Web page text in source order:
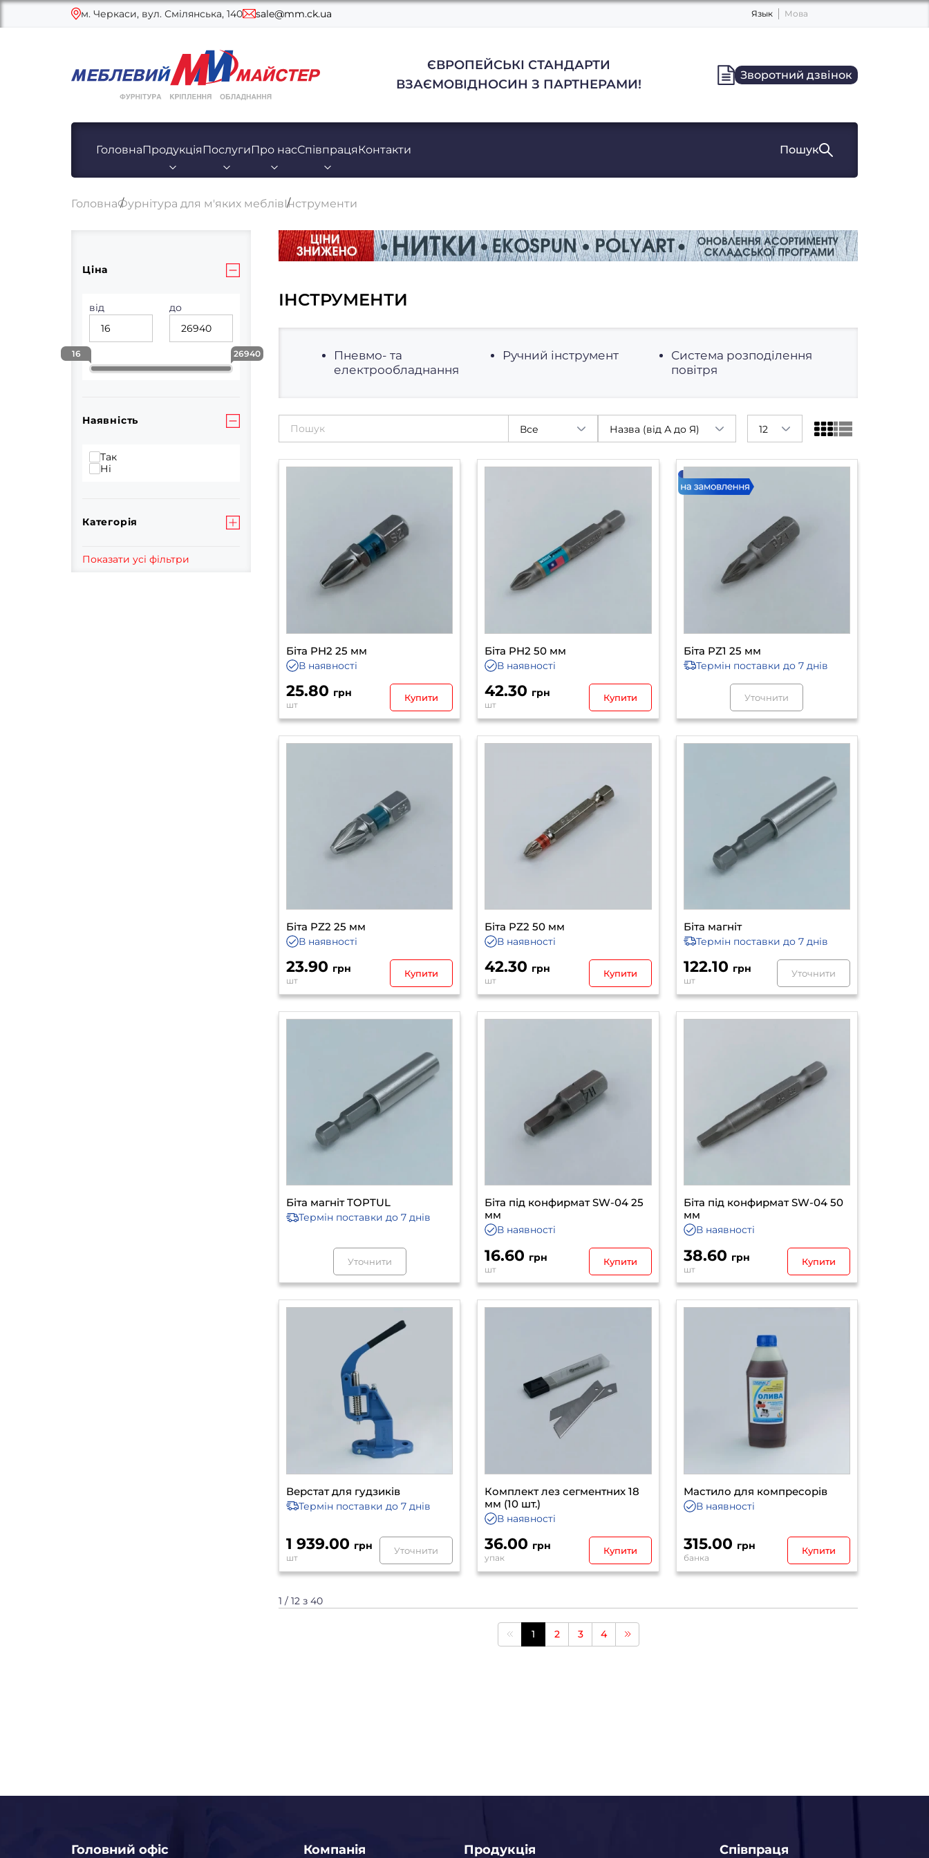
м. Черкаси, вул. Смілянська, 140 sale@mm.ck.ua Язык Мова
ЄВРОПЕЙСЬКІ СТАНДАРТИ
ВЗАЄМОВІДНОСИН З ПАРТНЕРАМИ!
Зворотний дзвінок
ГоловнаПродукція ПослугиПро насСпівпраця Контакти Пошук
ГоловнаФурнітура для м'яких меблівІнструменти
Ціна
від до
16 26940
Наявність
Так
Ні
Категорія
Показати усі фільтри
ІНСТРУМЕНТИ
Пневмо- та
електрообладнання
Ручний інструмент
Система розподілення
повітря
Все Назва (від А до Я) 12
Біта PH2 25 мм
В наявності
25.80 грн
шт
Купити
Біта PH2 50 мм
В наявності
42.30 грн
шт
Купити
Біта PZ1 25 мм
Термін поставки до 7 днів
Уточнити
Біта PZ2 25 мм
В наявності
23.90 грн
шт
Купити
Біта PZ2 50 мм
В наявності
42.30 грн
шт
Купити
Біта магніт
Термін поставки до 7 днів
122.10 грн
шт
Уточнити
Біта магніт TOPTUL
Термін поставки до 7 днів
Уточнити
Біта під конфирмат SW-04 25
мм
В наявності
16.60 грн
шт
Купити
Біта під конфирмат SW-04 50
мм
В наявності
38.60 грн
шт
Купити
Верстат для гудзиків
Термін поставки до 7 днів
1 939.00 грн
шт
Уточнити
Комплект лез сегментних 18
мм (10 шт.)
В наявності
36.00 грн
упак
Купити
Мастило для компресорів
В наявності
315.00 грн
банка
Купити
1 / 12 з 40
1 2 3 4
Головний офіс Компанія Продукція Співпраця